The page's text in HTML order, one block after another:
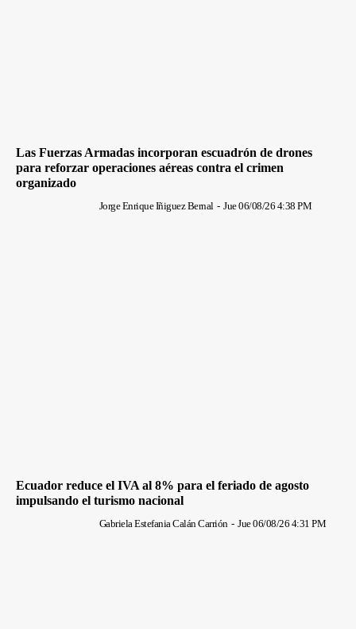
Las Fuerzas Armadas incorporan escuadrón de drones
para reforzar operaciones aéreas contra el crimen
organizado
Jorge Enrique Iñiguez Bernal - Jue 06/08/26 4:38 PM
Ecuador reduce el IVA al 8% para el feriado de agosto
impulsando el turismo nacional
Gabriela Estefania Calán Carrión - Jue 06/08/26 4:31 PM